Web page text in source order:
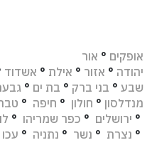
אופקים ° אור
יהודה ° אזור ° אילת ° אשדוד
שבע ° בני ברק ° בת ים °
מנדלסון ° חולון ° חיפה °
° ירושלים ° כפר שמריהו °
° נצרת ° נשר ° נתניה ° עכו